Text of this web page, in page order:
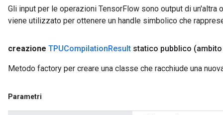
Gli input per le operazioni TensorFlow sono output di un'altra
viene utilizzato per ottenere un handle simbolico che
creazione TPUCompilationResult statico pubblico
Metodo factory per creare una classe che racchiude una
Parametri